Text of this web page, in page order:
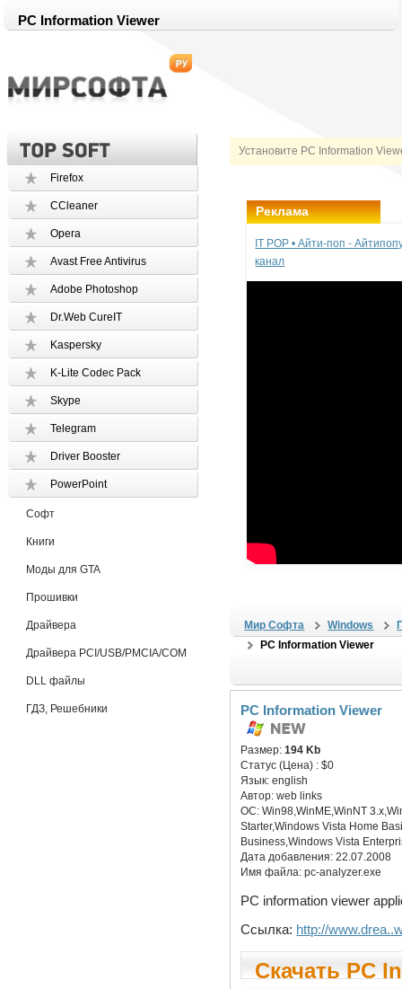
PC Information Viewer
Установите PC Information
Firefox
CCleaner
Opera
Avast Free Antivirus
Adobe Photoshop
Dr.Web CureIT
Kaspersky
K-Lite Codec Pack
Skype
Telegram
Driver Booster
PowerPoint
Софт
Книги
Моды для GTA
Прошивки
Драйвера
Драйвера PCI/USB/PMCIA/COM
DLL файлы
ГДЗ, Решебники
Реклама
IT POP • Айти-поп -
канал
Мир Софта Windows
PC Information Viewer
PC Information Viewer
Размер:194 Kb
Статус (Цена) :$0
Язык:english
Автор:web links
ОС:Win98,WinME,WinNT
Starter,Windows Vista Home
Business,Windows Vista
Дата добавления:22.07.2008
Имя файла:pc-analyzer.exe
PC information viewer
Ссылка: http://
Скачать PC